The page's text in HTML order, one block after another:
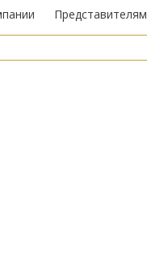
Представителям